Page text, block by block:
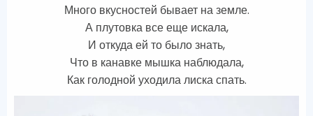
Много вкусностей бывает на земле.
А плутовка все еще искала,
И откуда ей то было знать,
Что в канавке мышка наблюдала,
Как голодной уходила лиска спать.